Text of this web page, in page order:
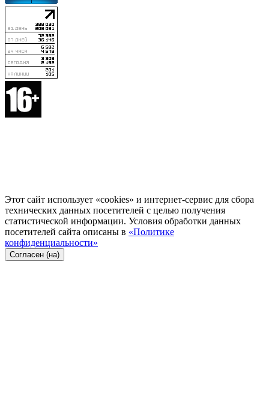
Этот сайт использует «cookies» и интернет-сервис для сбора
технических данных посетителей с целью получения
статистической информации. Условия обработки данных
посетителей сайта описаны в «Политике
конфиденциальности»
Согласен (на)